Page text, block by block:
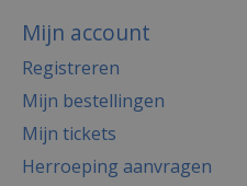
Mijn account
Registreren
Mijn bestellingen
Mijn tickets
Herroeping aanvragen